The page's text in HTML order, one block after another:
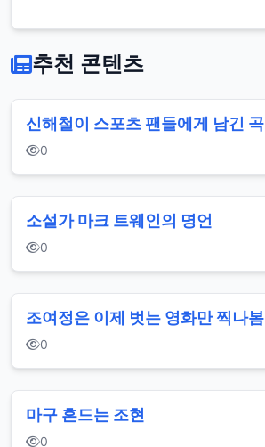
추천 콘텐츠
신해철이 스포츠 팬들에게 남긴 곡
0
소설가 마크 트웨인의 명언
0
조여정은 이제 벗는 영화만 찍나봄
0
마구 흔드는 조현
0